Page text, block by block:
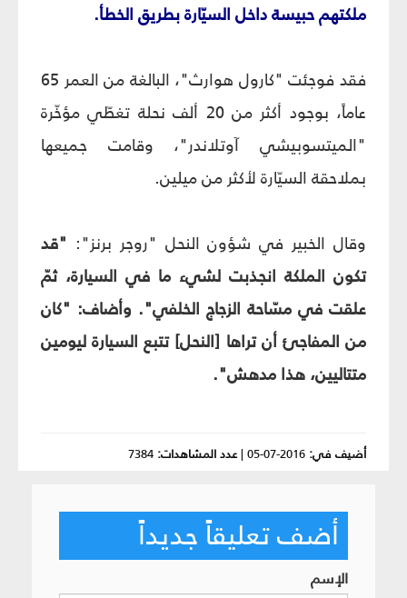
ملكتهم حبيسة داخل السيّارة بطريق الخطأ.
فقد فوجئت "كارول هوارث"، البالغة من العمر 65
عاماً، بوجود أكثر من 20 ألف نحلة تغطّي مؤخّرة
"الميتسوبيشي آوتلاندر"، وقامت جميعها
بملاحقة السيّارة لأكثر من ميلين.
وقال الخبير في شؤون النحل "روجر برنز": "قد
تكون الملكة انجذبت لشيء ما في السيارة، ثمّ
علقت في مسّاحة الزجاج الخلفي". وأضاف: "كان
من المفاجئ أن تراها [النحل] تتبع السيارة ليومين
متتاليين، هذا مدهش".
أضيف في: 2016-07-05
|عدد المشاهدات: 7384
أضف تعليقاً جديداً
الإسم